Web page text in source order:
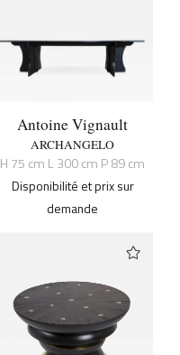
Antoine Vignault
ARCHANGELO
H 75 cm L 300 cm P 89 cm
Disponibilité et prix sur
demande